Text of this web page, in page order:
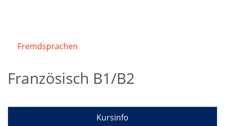
Fremdsprachen
Französisch B1/B2
Kursinfo